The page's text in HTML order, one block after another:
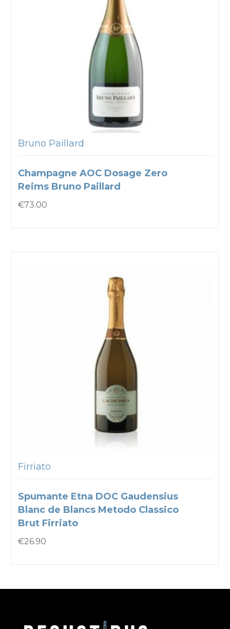
Bruno Paillard
Champagne AOC Dosage Zero
Reims Bruno Paillard
€73.00
Firriato
Spumante Etna DOC Gaudensius
Blanc de Blancs Metodo Classico
Brut Firriato
€26.90